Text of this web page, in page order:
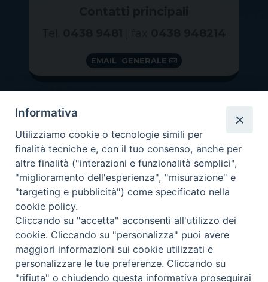
EMAIL GENERALE
GRAZIE PER IL TUO AIUTO
Insieme per la Diocesi
Informativa
Utilizziamo cookie o tecnologie simili per
finalità tecniche e, con il tuo consenso, anche per
altre finalità ("interazioni e funzionalità semplici",
"miglioramento dell'esperienza", "misurazione" e
"targeting e pubblicità") come specificato nella
cookie policy.
Cliccando su "accetta" acconsenti all'utilizzo dei
cookie. Cliccando su "personalizza" puoi avere
maggiori informazioni sui cookie utilizzati e
personalizzare le tue preferenze. Cliccando su
"rifiuta" o chiudendo questa informativa proseguirai